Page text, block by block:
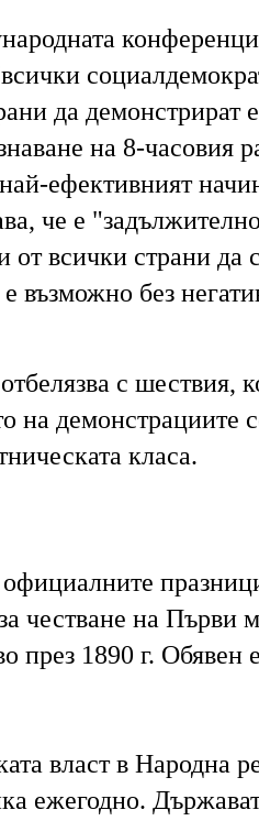
да демонстрират
на 8-часовия
ефективният
че е
от всички страни да
възможно без
с шествия,
на демонстрациите
класа.
честване на Първи
през 1890 г. Обявен
власт в Народна
ежегодно.